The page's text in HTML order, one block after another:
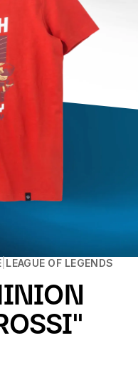
LEAGUE OF LEGENDS